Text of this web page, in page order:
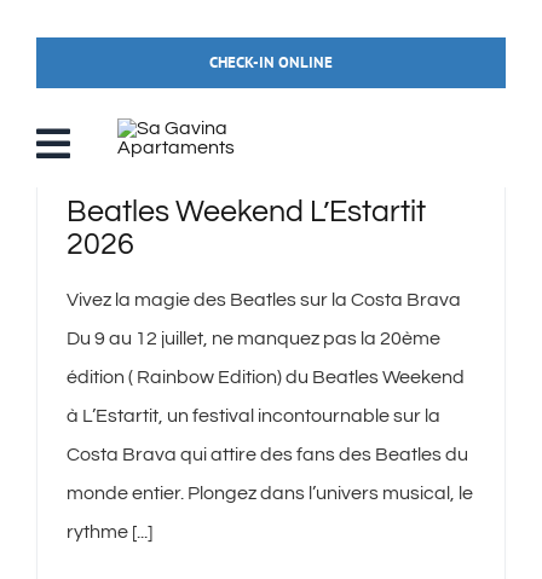
CHECK-IN ONLINE
Beatles Weekend L’Estartit
2026
Vivez la magie des Beatles sur la Costa Brava
Du 9 au 12 juillet, ne manquez pas la 20ème
édition ( Rainbow Edition) du Beatles Weekend
à L’Estartit, un festival incontournable sur la
Costa Brava qui attire des fans des Beatles du
monde entier. Plongez dans l’univers musical, le
rythme [...]